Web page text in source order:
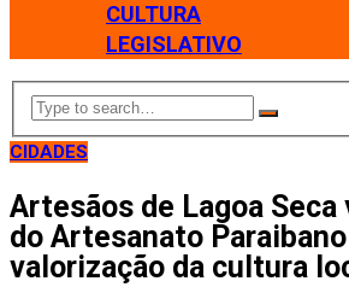
CULTURA
LEGISLATIVO
CIDADES
Artesãos de Lagoa
do Artesanato
valorização da cultura